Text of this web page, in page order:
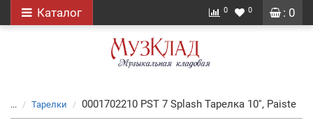
: 0
Каталог 0 0
... Тарелки 0001702210 PST 7 Splash Тарелка 10'', Paiste